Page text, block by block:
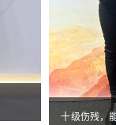
十级伤残，